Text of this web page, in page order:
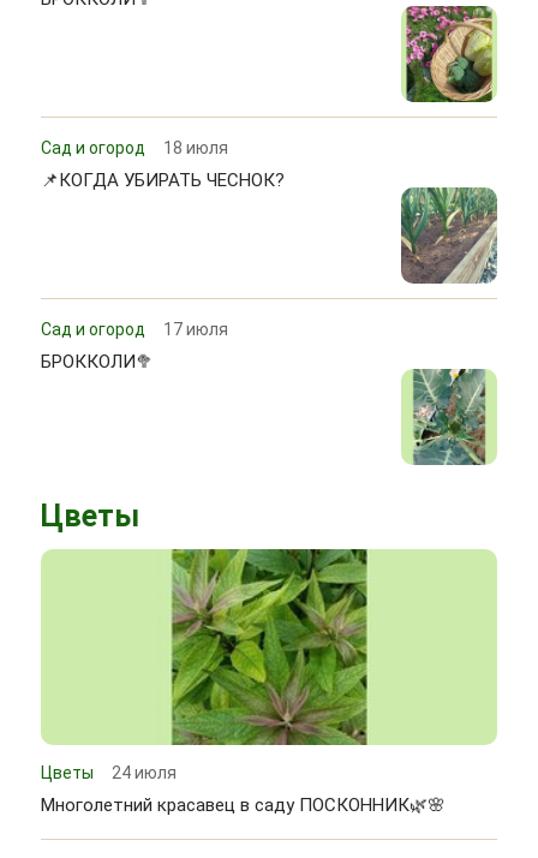
Сад и огород 18 июля
📌КОГДА УБИРАТЬ ЧЕСНОК?
Сад и огород 17 июля
БРОККОЛИ🥦
Цветы
Цветы 24 июля
Многолетний красавец в саду ПОСКОННИК🌿🌸